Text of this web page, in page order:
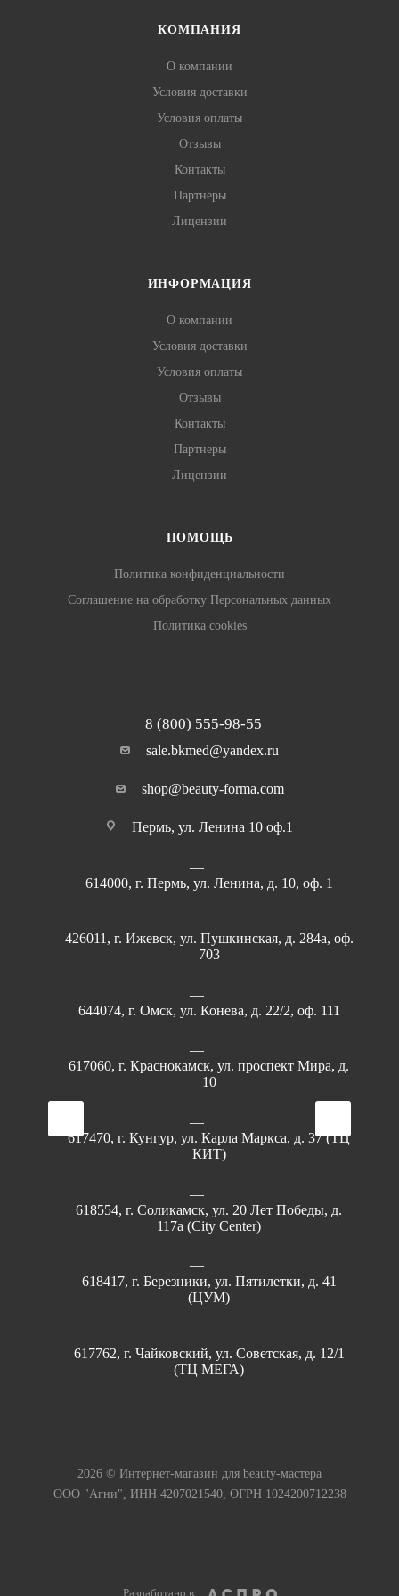
КОМПАНИЯ
О компании
Условия доставки
Условия оплаты
Отзывы
Контакты
Партнеры
Лицензии
ИНФОРМАЦИЯ
О компании
Условия доставки
Условия оплаты
Отзывы
Контакты
Партнеры
Лицензии
ПОМОЩЬ
Политика конфиденциальности
Соглашение на обработку Персональных данных
Политика cookies
8 (800) 555-98-55
sale.bkmed@yandex.ru
shop@beauty-forma.com
Пермь, ул. Ленина 10 оф.1
614000, г. Пермь, ул. Ленина, д. 10, оф. 1
426011, г. Ижевск, ул. Пушкинская, д. 284а, оф.
703
644074, г. Омск, ул. Конева, д. 22/2, оф. 111
617060, г. Краснокамск, ул. проспект Мира, д.
10
617470, г. Кунгур, ул. Карла Маркса, д. 37 (ТЦ
КИТ)
618554, г. Соликамск, ул. 20 Лет Победы, д.
117а (City Center)
618417, г. Березники, ул. Пятилетки, д. 41
(ЦУМ)
617762, г. Чайковский, ул. Советская, д. 12/1
(ТЦ МЕГА)
2026 © Интернет-магазин для beauty-мастера
ООО "Агни", ИНН 4207021540, ОГРН 1024200712238
Разработано в